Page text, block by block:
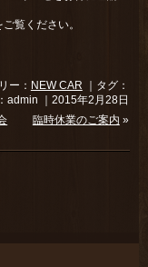
ご覧ください。
ー： NEW CAR ｜タグ：
admin ｜2015年2月28日
臨時休業のご案内 »